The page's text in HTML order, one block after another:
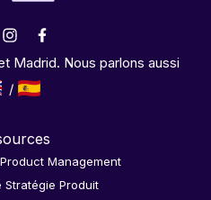
Madrid. Nous parlons aussi
Management
Stratégie Produit